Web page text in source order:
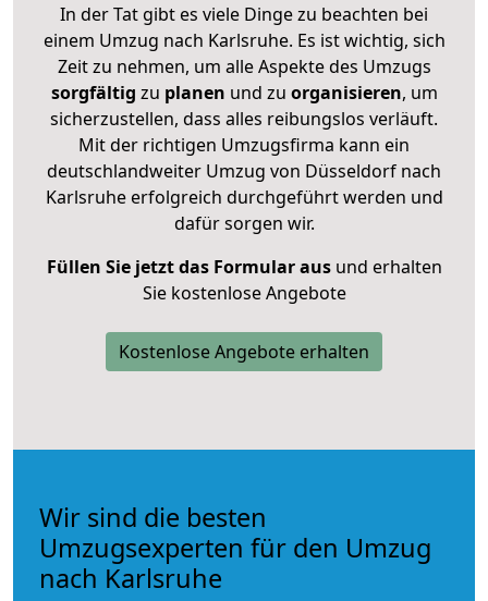
In der Tat gibt es viele Dinge zu beachten bei
einem Umzug nach Karlsruhe. Es ist wichtig, sich
Zeit zu nehmen, um alle Aspekte des Umzugs
sorgfältig zu planen und zu organisieren, um
sicherzustellen, dass alles reibungslos verläuft.
Mit der richtigen Umzugsfirma kann ein
deutschlandweiter Umzug von Düsseldorf nach
Karlsruhe erfolgreich durchgeführt werden und
dafür sorgen wir.
Füllen Sie jetzt das Formular ausund erhalten
Sie kostenlose Angebote
Kostenlose Angebote erhalten
Wir sind die besten
Umzugsexperten für den Umzug
nach Karlsruhe